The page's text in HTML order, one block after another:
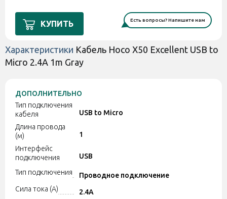
КУПИТЬ Есть вопросы? Напишите нам
Характеристики Кабель Hoco X50 Excellent USB to
Micro 2.4A 1m Gray
ДОПОЛНИТЕЛЬНО
Тип подключения
кабеля
USB to Micro
Длина провода
(м)
1
Интерфейс
подключения
USB
Тип подключения
Проводное подключение
Сила тока (A)
2.4A